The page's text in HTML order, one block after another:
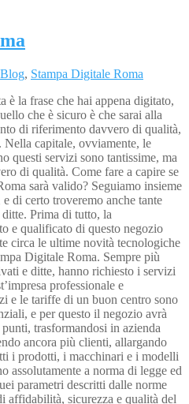
Blog, Stampa Digitale Roma
è la frase che hai appena digitato,
che è sicuro è che sarai alla
di riferimento davvero di qualità,
capitale, ovviamente, le
questi servizi sono tantissime, ma
di qualità. Come fare a capire se
sarà valido? Seguiamo insieme
di certo troveremo anche tante
Prima di tutto, la
e qualificato di questo negozio
circa le ultime novità tecnologiche
Digitale Roma. Sempre più
e ditte, hanno richiesto i servizi
professionale e
e le tariffe di un buon centro sono
e per questo il negozio avrà
trasformandosi in azienda
ancora più clienti, allargando
i prodotti, i macchinari e i modelli
assolutamente a norma di legge ed
parametri descritti dalle norme
affidabilità, sicurezza e qualità del